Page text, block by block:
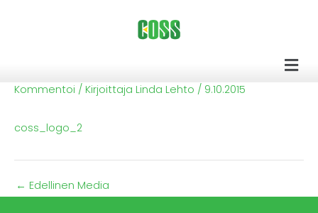
Kommentoi / Kirjoittaja Linda Lehto / 9.10.2015
coss_logo_2
← Edellinen Media